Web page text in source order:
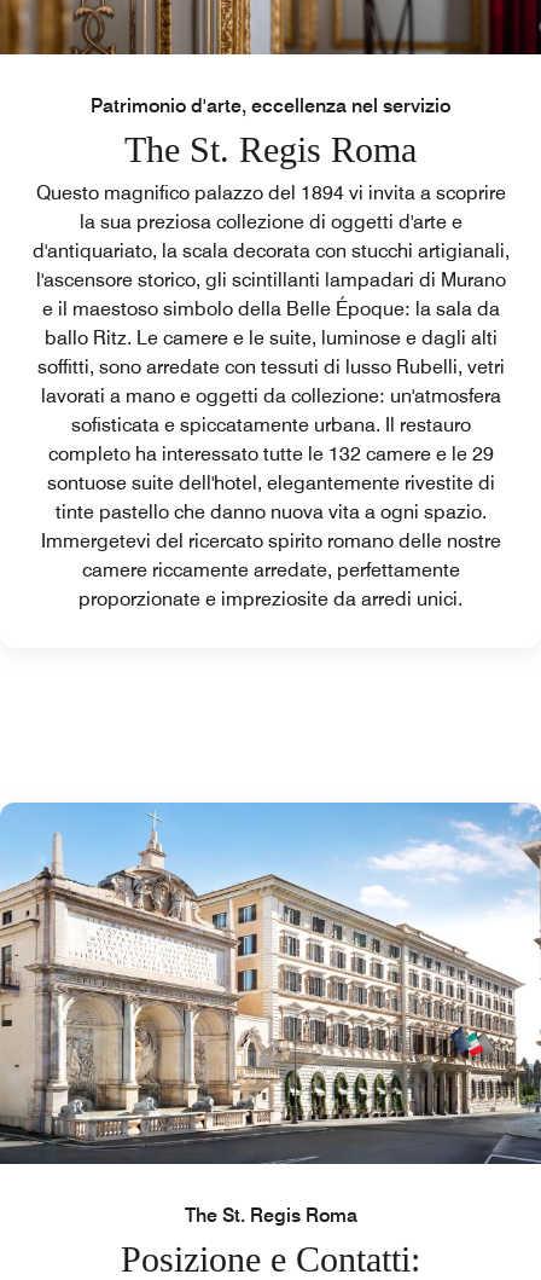
Patrimonio d'arte, eccellenza nel servizio
The St. Regis Roma
Questo magnifico palazzo del 1894 vi invita a scoprire
la sua preziosa collezione di oggetti d'arte e
d'antiquariato, la scala decorata con stucchi artigianali,
l'ascensore storico, gli scintillanti lampadari di Murano
e il maestoso simbolo della Belle Époque: la sala da
ballo Ritz. Le camere e le suite, luminose e dagli alti
soffitti, sono arredate con tessuti di lusso Rubelli, vetri
lavorati a mano e oggetti da collezione: un'atmosfera
sofisticata e spiccatamente urbana. Il restauro
completo ha interessato tutte le 132 camere e le 29
sontuose suite dell'hotel, elegantemente rivestite di
tinte pastello che danno nuova vita a ogni spazio.
Immergetevi del ricercato spirito romano delle nostre
camere riccamente arredate, perfettamente
proporzionate e impreziosite da arredi unici.
The St. Regis Roma
Posizione e Contatti: